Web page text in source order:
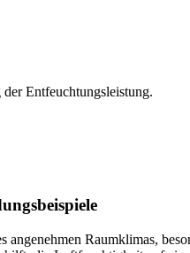
Entfeuchtungsleistung.
angenehmen Raumklimas,